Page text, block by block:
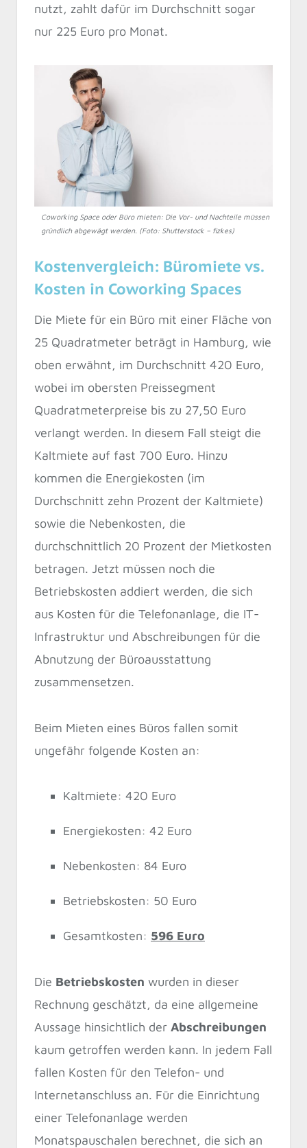
nutzt, zahlt dafür im Durchschnitt sogar
nur 225 Euro pro Monat.
Coworking Space oder Büro mieten: Die Vor- und Nachteile müssen
gründlich abgewägt werden. (Foto: Shutterstock – fizkes)
Kostenvergleich: Büromiete vs.
Kosten in Coworking Spaces
Die Miete für ein Büro mit einer Fläche von
25 Quadratmeter beträgt in Hamburg, wie
oben erwähnt, im Durchschnitt 420 Euro,
wobei im obersten Preissegment
Quadratmeterpreise bis zu 27,50 Euro
verlangt werden. In diesem Fall steigt die
Kaltmiete auf fast 700 Euro. Hinzu
kommen die Energiekosten (im
Durchschnitt zehn Prozent der Kaltmiete)
sowie die Nebenkosten, die
durchschnittlich 20 Prozent der Mietkosten
betragen. Jetzt müssen noch die
Betriebskosten addiert werden, die sich
aus Kosten für die Telefonanlage, die IT-
Infrastruktur und Abschreibungen für die
Abnutzung der Büroausstattung
zusammensetzen.
Beim Mieten eines Büros fallen somit
ungefähr folgende Kosten an:
Kaltmiete: 420 Euro
Energiekosten: 42 Euro
Nebenkosten: 84 Euro
Betriebskosten: 50 Euro
Gesamtkosten: 596 Euro
Die Betriebskosten wurden in dieser
Rechnung geschätzt, da eine allgemeine
Aussage hinsichtlich der Abschreibungen
kaum getroffen werden kann. In jedem Fall
fallen Kosten für den Telefon- und
Internetanschluss an. Für die Einrichtung
einer Telefonanlage werden
Monatspauschalen berechnet, die sich an